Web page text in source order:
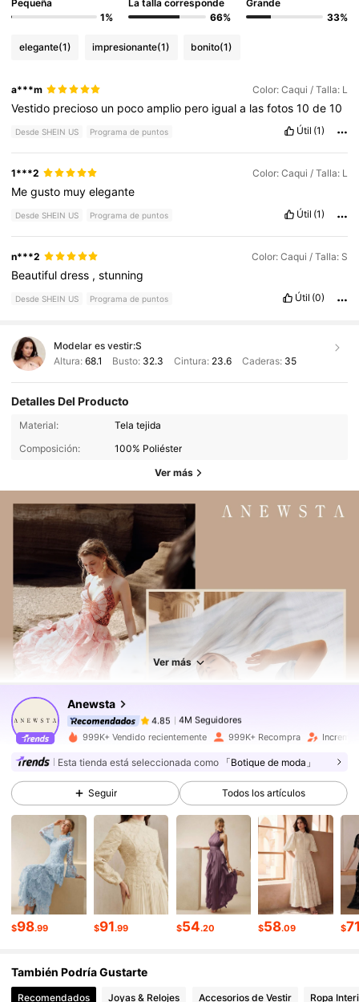
Pequeña
1%
La talla corresponde
66%
Grande
33%
elegante(1) impresionante(1) bonito(1)
a***m Color: Caqui / Talla: L
Vestido precioso un pocoamplio pero iguala lasfotos10de10
Desde SHEIN US Programa de puntos Útil (1)
1***2 Color: Caqui / Talla: L
Megusto muyelegante
Desde SHEIN US Programa de puntos Útil (1)
n***2 Color: Caqui / Talla: S
Beautifuldress ,stunning
Desde SHEIN US Programa de puntos Útil (0)
Modelar es vestir:S
Altura: 68.1 Busto: 32.3 Cintura: 23.6 Caderas: 35
Detalles Del Producto
Material:
Tela tejida
Composición:
100% Poliéster
Ver más
Ver más
Anewsta
4.85 4M Seguidores
4.85 4M Seguidores
4.85 4M Seguidores
4.85 4M Seguidores
4.85 4M Seguidores
4M Seguidores
999K+ Vendido recientemente 999K+ Recompra
Esta tienda está seleccionada como 「Botique de moda」
Seguir Todos los artículos
$98.99 $91.99 $54.20 $58.09 $
También Podría Gustarte
Recomendados Joyas & Relojes Accesorios de Vestir Ropa